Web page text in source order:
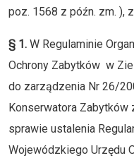
poz. 1568 z późn. zm. ),
§ 1. W Regulaminie
Ochrony Zabytków w
do zarządzenia Nr 26/
Konserwatora Zabytków
sprawie ustalenia
Wojewódzkiego Urzędu